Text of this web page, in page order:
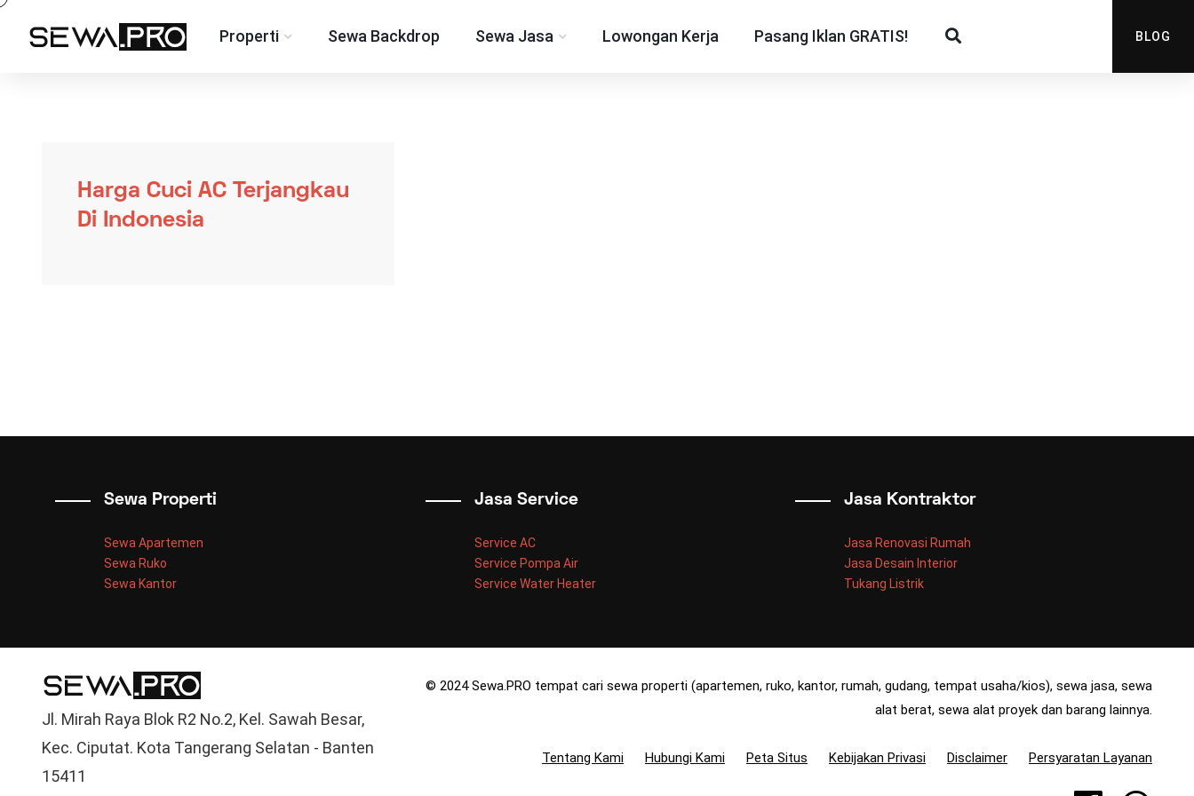
Properti Sewa Backdrop Sewa Jasa Lowongan Kerja Pasang Iklan GRATIS! BLOG
Harga Cuci AC Terjangkau
Di Indonesia
Sewa Properti
Sewa Apartemen
Sewa Ruko
Sewa Kantor
Jasa Service
Service AC
Service Pompa Air
Service Water Heater
Jasa Kontraktor
Jasa Renovasi Rumah
Jasa Desain Interior
Tukang Listrik
Jl. Mirah Raya Blok R2 No.2, Kel. Sawah Besar,
Kec. Ciputat. Kota Tangerang Selatan - Banten
15411
© 2024 Sewa.PRO tempat cari sewa properti (apartemen, ruko, kantor, rumah, gudang, tempat usaha/kios), sewa jasa, sewa
alat berat, sewa alat proyek dan barang lainnya.
Tentang Kami Hubungi Kami Peta Situs Kebijakan Privasi Disclaimer Persyaratan Layanan